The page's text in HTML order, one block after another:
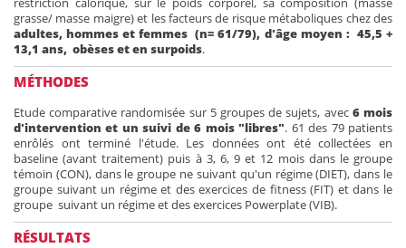
grasse/ masse maigre) et les facteurs de risque métaboliques chez des
adultes, hommes et femmes (n= 61/79), d'âge moyen : 45,5 +
13,1 ans, obèses et en surpoids.
MÉTHODES
Etude comparative randomisée sur 5 groupes de sujets, avec 6 mois
d'intervention et un suivi de 6 mois "libres". 61 des 79 patients
enrôlés ont terminé l'étude. Les données ont été collectées en
baseline (avant traitement) puis à 3, 6, 9 et 12 mois dans le groupe
témoin (CON), dans le groupe ne suivant qu'un régime (DIET), dans le
groupe suivant un régime et des exercices de fitness (FIT) et dans le
groupe suivant un régime et des exercices Powerplate (VIB).
RÉSULTATS